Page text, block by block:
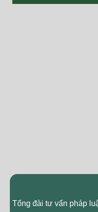
Tổng đài tư vấn pháp